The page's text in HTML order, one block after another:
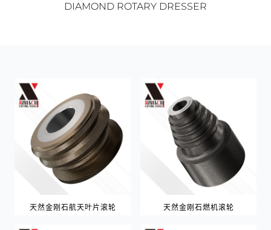
DIAMOND ROTARY DRESSER
天然金刚石航天叶片滚轮 天然金刚石燃机滚轮